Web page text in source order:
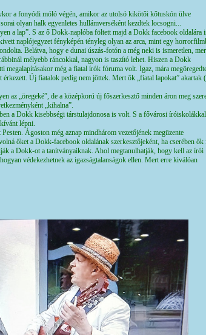
a fonyódi móló végén, amikor az utolsó kikötői kőtuskón ülve
olyan halk egyenletes hullámverséként kezdtek locsogni...
a lap”. S az ő Dokk-naplóba föltett majd a Dokk facebook oldalára
naplójegyzet fényképén tényleg olyan az arca, mint egy
Belátva, hogy e dunai úszás-fotón a még neki is ismeretlen,
mélyebb ráncokkal, nagyon is taszító lehet. Hiszen a Dokk
megalapításakor még a fiatal írók fóruma volt. Igaz, mára
érkezett. Új fiatalok pedig nem jöttek. Mert ők „fiatal lapokat” akartak
az „öregeké”, de a középkorú új főszerkesztő minden áron meg
„kihalna”.
a Dokk kisebbségi társtulajdonosa is volt. S a fővárosi
lépni.
Ágoston még aznap mindhárom vezetőjének megüzente
őket a Dokk-facebook oldalának szerkesztőjeként, ha cserében ők
a Dokk-ot a tanítványaiknak. Ahol megtanulhatják, hogy kell az írói
védekezhetnek az igazságtalanságok ellen. Mert erre kiválóan